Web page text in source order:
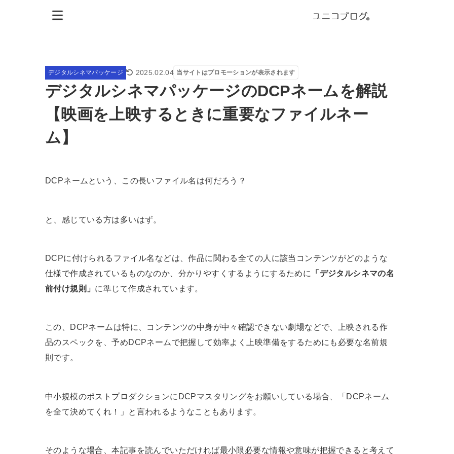
デジタルシネマパッケージ 2025.02.04 当サイトはプロモーションが表示されます
デジタルシネマパッケージのDCPネームを解説
【映画を上映するときに重要なファイルネー
ム】
DCPネームという、この長いファイル名は何だろう？
と、感じている方は多いはず。
DCPに付けられるファイル名などは、作品に関わる全ての人に該当コンテンツがどのような
仕様で作成されているものなのか、分かりやすくするようにするために
「デジタルシネマの名
前付け規則」 に準じて作成されています。
この、DCPネームは特に、コンテンツの中身が中々確認できない劇場などで、上映される作
品のスペックを、予めDCPネームで把握して効率よく上映準備をするためにも必要な名前規
則です。
中小規模のポストプロダクションにDCPマスタリングをお願いしている場合、「DCPネーム
を全て決めてくれ！」と言われるようなこともあります。
そのような場合、本記事を読んでいただければ最小限必要な情報や意味が把握できると考えて